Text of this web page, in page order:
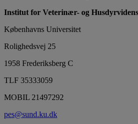
Institut for Veterinær- og
Københavns Universitet
Rolighedsvej 25
1958 Frederiksberg C
TLF 35333059
MOBIL 21497292
pes@sund.ku.dk